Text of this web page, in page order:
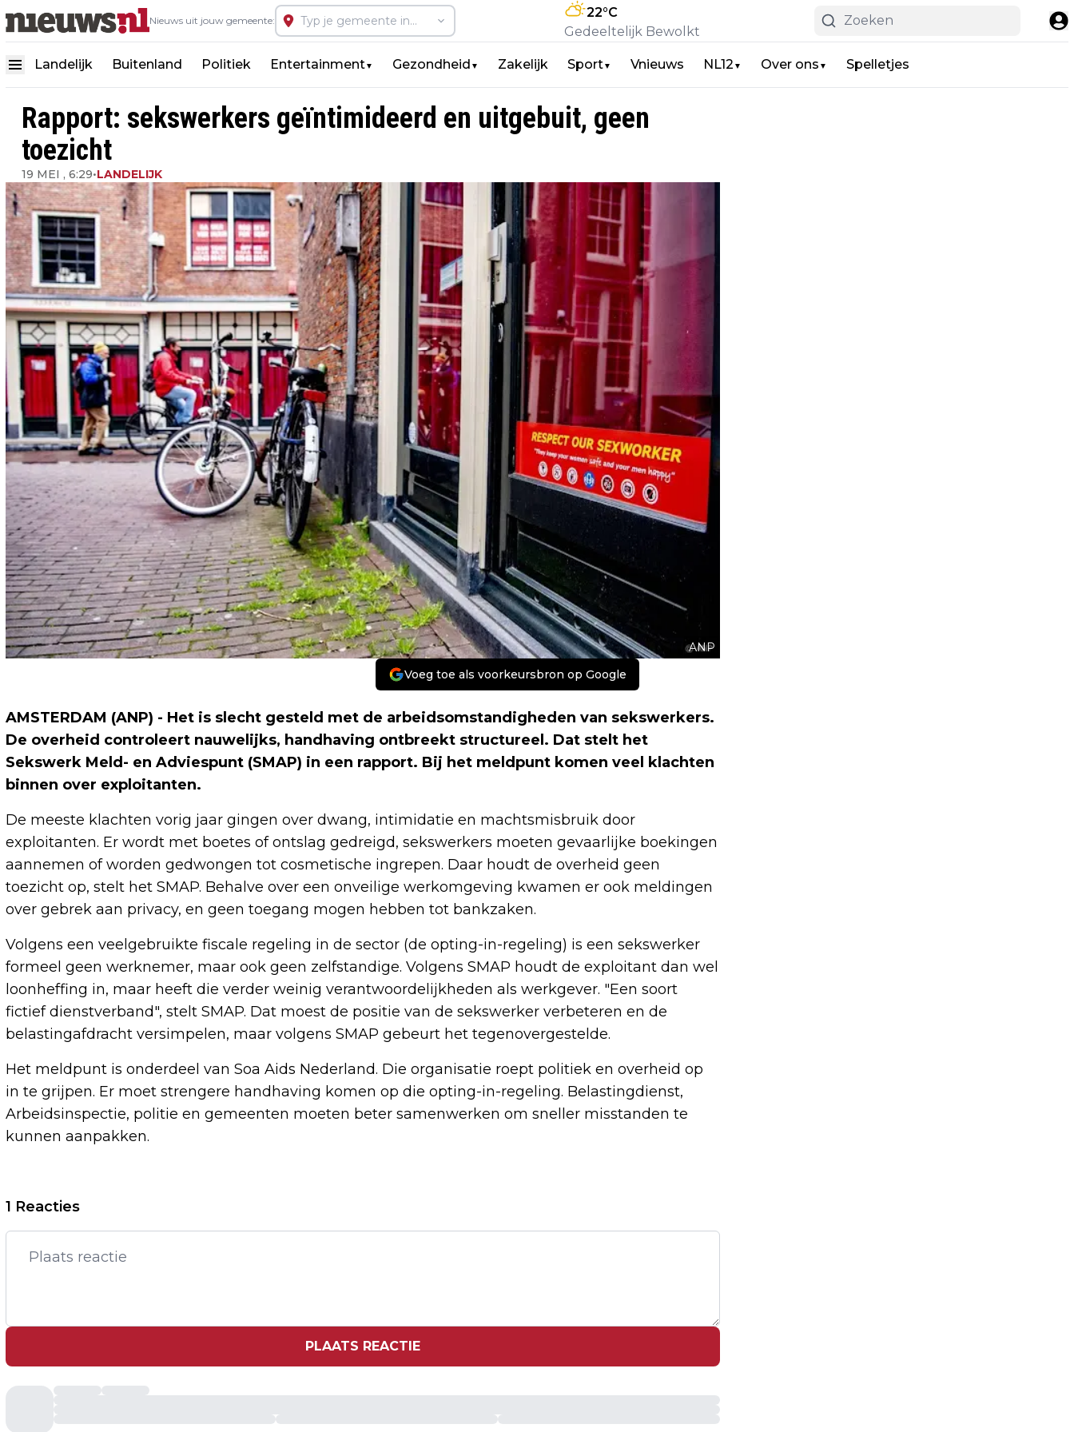
Nieuws uit jouw gemeente:
22°C
Gedeeltelijk Bewolkt
Landelijk Buitenland Politiek Entertainment▼ Gezondheid ▼ Zakelijk Sport▼ Vnieuws NL12 ▼ Over ons ▼ Spelletjes
Rapport: sekswerkers geïntimideerd en uitgebuit, geen
toezicht
19 MEI , 6:29•LANDELIJK
ANP
Voeg toe als voorkeursbron op Google
AMSTERDAM (ANP) - Het is slecht gesteld met de arbeidsomstandigheden van sekswerkers.
De overheid controleert nauwelijks, handhaving ontbreekt structureel. Dat stelt het
Sekswerk Meld- en Adviespunt (SMAP) in een rapport. Bij het meldpunt komen veel klachten
binnen over exploitanten.
De meeste klachten vorig jaar gingen over dwang, intimidatie en machtsmisbruik door
exploitanten. Er wordt met boetes of ontslag gedreigd, sekswerkers moeten gevaarlijke boekingen
aannemen of worden gedwongen tot cosmetische ingrepen. Daar houdt de overheid geen
toezicht op, stelt het SMAP. Behalve over een onveilige werkomgeving kwamen er ook meldingen
over gebrek aan privacy, en geen toegang mogen hebben tot bankzaken.
Volgens een veelgebruikte fiscale regeling in de sector (de opting-in-regeling) is een sekswerker
formeel geen werknemer, maar ook geen zelfstandige. Volgens SMAP houdt de exploitant dan wel
loonheffing in, maar heeft die verder weinig verantwoordelijkheden als werkgever. "Een soort
fictief dienstverband", stelt SMAP. Dat moest de positie van de sekswerker verbeteren en de
belastingafdracht versimpelen, maar volgens SMAP gebeurt het tegenovergestelde.
Het meldpunt is onderdeel van Soa Aids Nederland. Die organisatie roept politiek en overheid op
in te grijpen. Er moet strengere handhaving komen op die opting-in-regeling. Belastingdienst,
Arbeidsinspectie, politie en gemeenten moeten beter samenwerken om sneller misstanden te
kunnen aanpakken.
Vorig artikel
MEDIAWAAKHOND WAARSCHUWT VOOR
DEMOCRATISCHE RISICO'S VAN FEEDS
RAPPORT: SEKSWERKERS
1 Reacties
PLAATS REACTIE